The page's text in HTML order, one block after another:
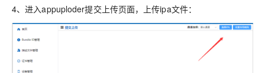
4、进入appuploder提交上传页面，上传ipa文件：